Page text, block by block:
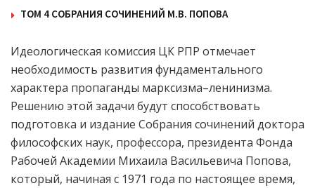
ТОМ 4 СОБРАНИЯ СОЧИНЕНИЙ М.В. ПОПОВА
Идеологическая комиссия ЦК РПР отмечает
необходимость развития фундаментального
характера пропаганды марксизма–ленинизма.
Решению этой задачи будут способствовать
подготовка и издание Собрания сочинений доктора
философских наук, профессора, президента Фонда
Рабочей Академии Михаила Васильевича Попова,
который, начиная с 1971 года по настоящее время,